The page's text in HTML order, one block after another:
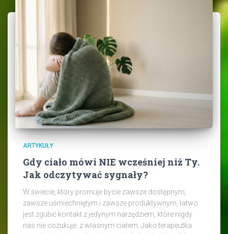
ARTYKUŁY
Gdy ciało mówi NIE wcześniej niż Ty.
Jak odczytywać sygnały?
W świecie, który promuje bycie zawsze dostępnym,
zawsze uśmiechniętym i zawsze produktywnym, łatwo
jest zgubić kontakt z jedynym narzędziem, które nigdy
nas nie oszukuje: z własnym ciałem. Jako terapeutka